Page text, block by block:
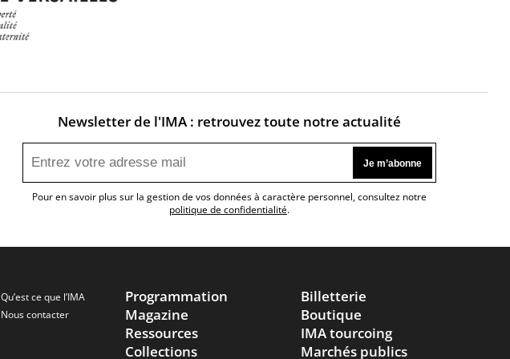
Newsletter de l'IMA : retrouvez toute notre actualité
Pour en savoir plus sur la gestion de vos données à caractère personnel, consultez notre
politique de confidentialité.
Qu’est ce que l’IMA
Nous contacter
Programmation
Magazine
Ressources
Collections
Billetterie
Boutique
IMA tourcoing
Marchés publics